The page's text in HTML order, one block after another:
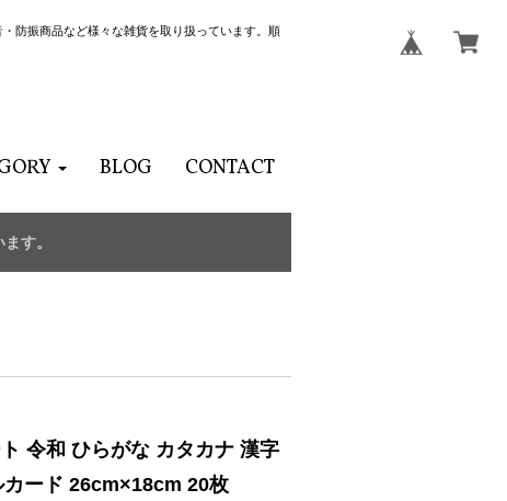
防振商品など様々な雑貨を取り扱っています。順
BLOG CONTACT
す。
令和 ひらがな カタカナ 漢字
ード 26cm×18cm 20枚